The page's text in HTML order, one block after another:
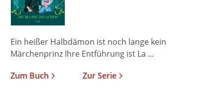
Ein heißer Halbdämon ist noch lange kein
Märchenprinz Ihre Entführung ist La ...
Zum Buch
Zur Serie